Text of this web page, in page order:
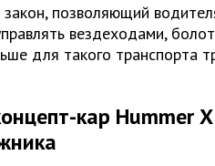
закон, позволяющий
вездеходами,
для такого транспорта
кар Hummer